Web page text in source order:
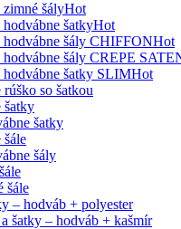
zimné šályHot
hodvábne šatkyHot
hodvábne šály CHIFFONHot
hodvábne šály CREPE
hodvábne šatky SLIMHot
so šatkou
šatky
šatky
šále
šály
šále
– hodváb + polyester
šatky – hodváb + kašmír